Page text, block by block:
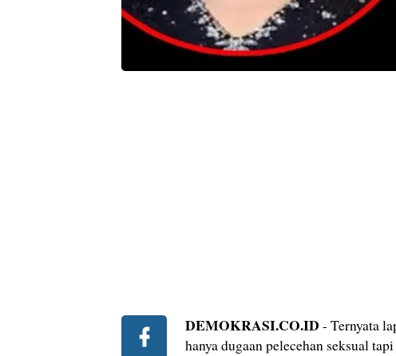
DEMOKRASI.CO.ID - Ternyata
hanya dugaan pelecehan seksual